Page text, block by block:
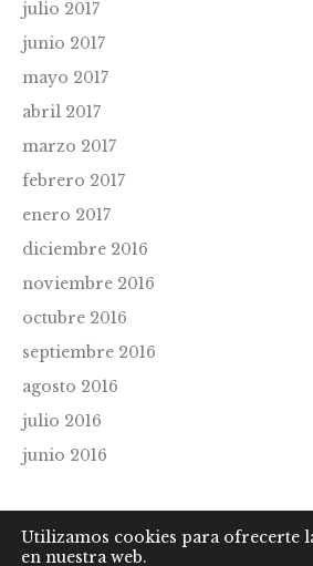
julio 2017
junio 2017
mayo 2017
abril 2017
marzo 2017
febrero 2017
enero 2017
diciembre 2016
noviembre 2016
octubre 2016
septiembre 2016
agosto 2016
julio 2016
junio 2016
Utilizamos cookies para ofrecerte
en nuestra web.